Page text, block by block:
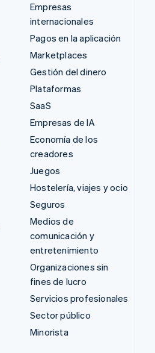
Empresas
internacionales
Pagos en la aplicación
Marketplaces
Gestión del dinero
Plataformas
SaaS
Empresas de IA
Economía de los
creadores
Juegos
Hostelería, viajes y ocio
Seguros
Medios de
comunicación y
entretenimiento
Organizaciones sin
fines de lucro
Servicios profesionales
Sector público
Minorista